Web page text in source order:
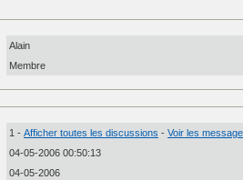
Alain
Membre
1 - Afficher toutes les discussions - Voir les
04-05-2006 00:50:13
04-05-2006